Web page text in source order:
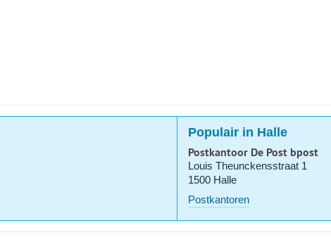
Populair in Halle
Postkantoor De Post bpost
Louis Theunckensstraat 1
1500 Halle
Postkantoren